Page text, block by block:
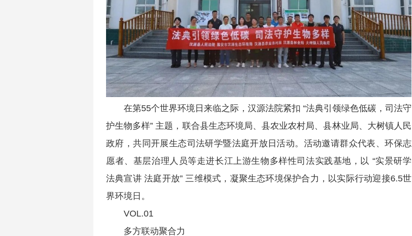
在第55个世界环境日来临之际，汉源法院紧扣 “法典引领绿色低碳，司法守
护生物多样” 主题，联合县生态环境局、县农业农村局、县林业局、大树镇人民
政府，共同开展生态司法研学暨法庭开放日活动。活动邀请群众代表、环保志
愿者、基层治理人员等走进长江上游生物多样性司法实践基地，以 “实景研学
法典宣讲 法庭开放” 三维模式，凝聚生态环境保护合力，以实际行动迎接6.5世
界环境日。
VOL.01
多方联动聚合力